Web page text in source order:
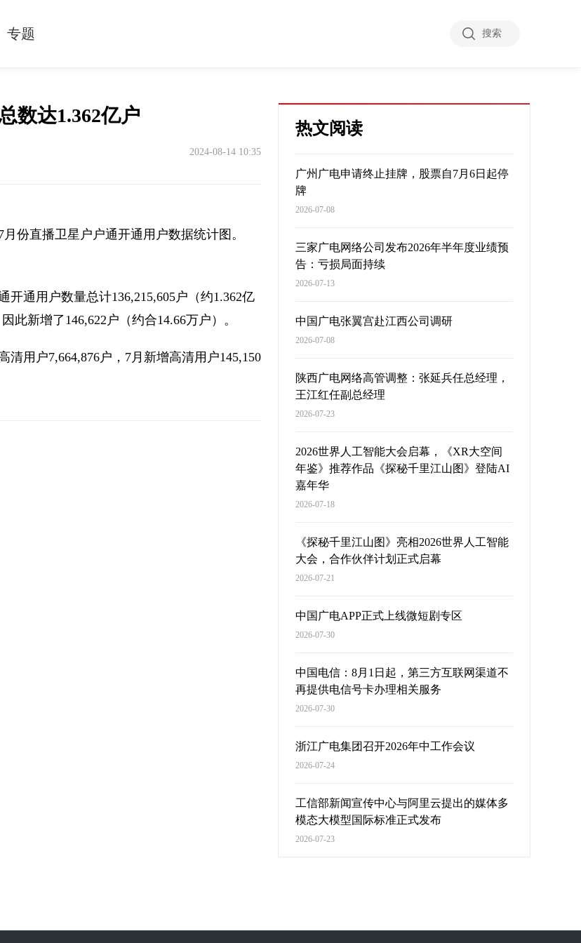
专题 搜索
数达1.362亿户
2024-08-14 10:35
份直播卫星户户通开通用户数据统计图。
通用户数量总计136,215,605户（约1.362亿
此新增了146,622户（约合14.66万户）。
用户7,664,876户，7月新增高清用户145,150
热文阅读
广州广电申请终止挂牌，股票自7月6日起停
牌
2026-07-08
三家广电网络公司发布2026年半年度业绩预
告：亏损局面持续
2026-07-13
中国广电张翼宫赴江西公司调研
2026-07-08
陕西广电网络高管调整：张延兵任总经理，
王江红任副总经理
2026-07-23
2026世界人工智能大会启幕，《XR大空间
年鉴》推荐作品《探秘千里江山图》登陆AI
嘉年华
2026-07-18
《探秘千里江山图》亮相2026世界人工智能
大会，合作伙伴计划正式启幕
2026-07-21
中国广电APP正式上线微短剧专区
2026-07-30
中国电信：8月1日起，第三方互联网渠道不
再提供电信号卡办理相关服务
2026-07-30
浙江广电集团召开2026年中工作会议
2026-07-24
工信部新闻宣传中心与阿里云提出的媒体多
模态大模型国际标准正式发布
2026-07-23